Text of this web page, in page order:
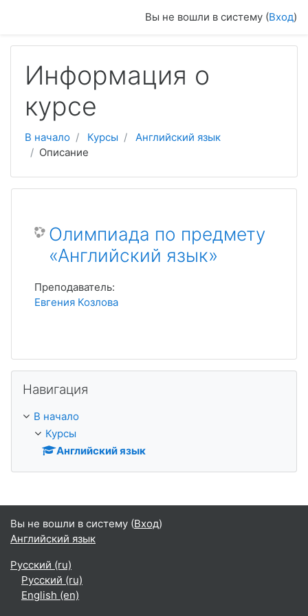
Вы не вошли в систему (Вход)
Информация о
курсе
В начало Курсы
Английский язык
Описание
Олимпиада по предмету
«Английский язык»
Преподаватель:
Евгения Козлова
Навигация
В начало
Курсы
Английский язык
Вы не вошли в систему (Вход)
Английский язык
Русский ‎(ru)‎
Русский ‎(ru)‎
English ‎(en)‎